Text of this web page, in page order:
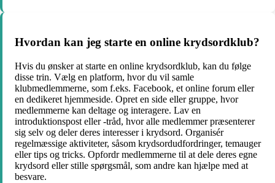
Hvordan kan jeg starte en online krydsordklub?
Hvis du ønsker at starte en online krydsordklub, kan du følge
disse trin. Vælg en platform, hvor du vil samle
klubmedlemmerne, som f.eks. Facebook, et online forum eller
en dedikeret hjemmeside. Opret en side eller gruppe, hvor
medlemmerne kan deltage og interagere. Lav en
introduktionspost eller -tråd, hvor alle medlemmer præsenterer
sig selv og deler deres interesser i krydsord. Organisér
regelmæssige aktiviteter, såsom krydsordudfordringer, temauger
eller tips og tricks. Opfordr medlemmerne til at dele deres egne
krydsord eller stille spørgsmål, som andre kan hjælpe med at
besvare.